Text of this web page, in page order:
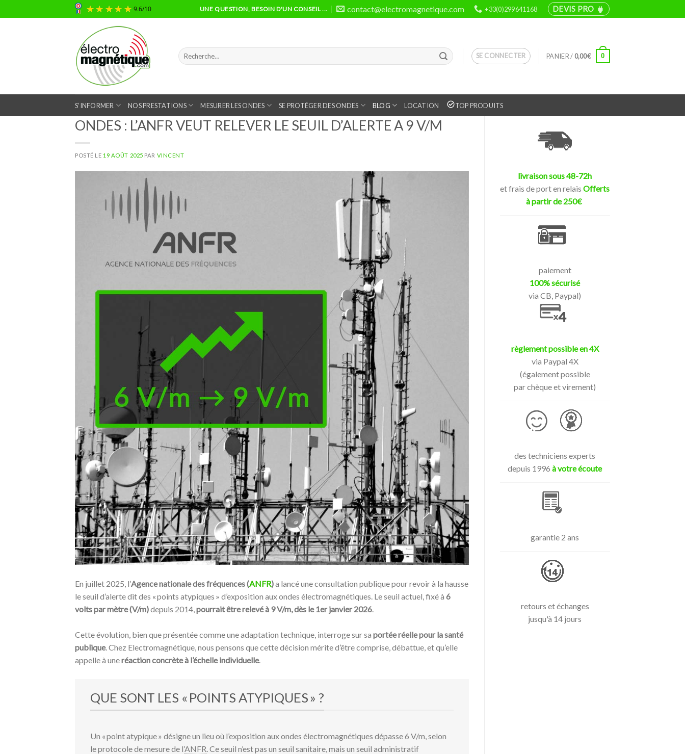
to
UNE QUESTION, BESOIN D'UN CONSEIL ... contact@electromagnetique.com +33(0)299641168 DEVIS PRO power
Recherche
pour :
SE CONNECTER PANIER / 0,00€ 0
S’INFORMER NOS PRESTATIONS MESURER LES ONDES SE PROTÉGER DES ONDES BLOG LOCATION TOP PRODUITS
ONDES : L’ANFR VEUT RELEVER LE SEUIL D’ALERTE A 9 V/M
POSTÉ LE 19 AOÛT 2025 PAR VINCENT
En juillet 2025, l’Agence nationale des fréquences (ANFR)a lancé une consultation publique pour revoir à la hausse
le seuil d’alerte dit des « points atypiques » d’exposition aux ondes électromagnétiques. Le seuil actuel, fixé à 6
volts par mètre (V/m)depuis 2014, pourrait être relevé à 9 V/m, dès le 1er janvier 2026
Cette évolution, bien que présentée comme une adaptation technique, interroge sur sa portée réelle pour la santé
publique. Chez Electromagnétique, nous pensons que cette décision mérite d’être comprise, débattue, et qu’elle
appelle à uneréaction concrète à l’échelle individuelle.
QUE SONT LES « POINTS ATYPIQUES » ?
Un « point atypique » désigne un lieu où l’exposition aux ondes électromagnétiques dépasse 6 V/m, selon
le protocole de mesure de l’ANFR . Ce seuil n’est pas un seuil sanitaire, mais un seuil administratif
livraison sous 48-72h
et frais de port en relaisOfferts
à partir de 250€
paiement
100% sécurisé
via CB, Paypal)
règlement possible en 4X
via Paypal 4X
(également possible
par chèque et virement)
des techniciens experts
depuis 1996à votre écoute
garantie 2 ans
retours et échanges
jusqu'à 14 jours